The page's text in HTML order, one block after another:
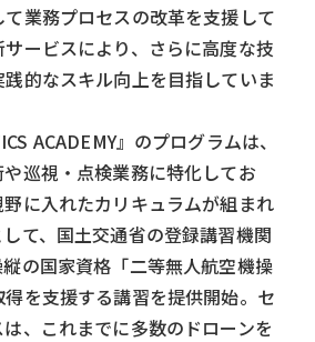
業務プロセスの改革を支援して
ービスにより、さらに高度な技
的なスキル向上を目指していま
ACADEMY』のプログラムは、
巡視・点検業務に特化してお
に入れたカリキュラムが組まれ
て、国土交通省の登録講習機関
の国家資格「二等無人航空機操
を支援する講習を提供開始。セ
、これまでに多数のドローンを